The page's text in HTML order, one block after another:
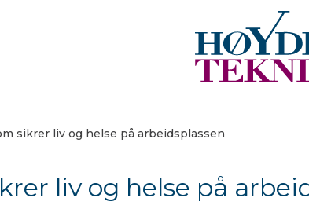
sikrer liv og helse på arbeidsplassen
liv og helse på